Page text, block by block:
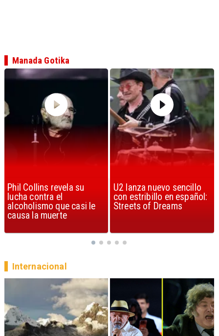
U2 lanza nuevo sencillo
con estribillo en español:
Streets of Dreams
“Africa” de Toto es
considerada la mejor
canción, según la ciencia
Manada Gotika
Internacional